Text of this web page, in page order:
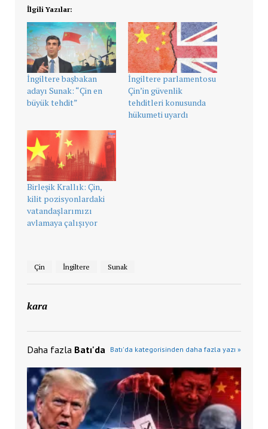
İlgili Yazılar:
İngiltere başbakan
adayı Sunak: “Çin en
büyük tehdit”
İngiltere parlamentosu
Çin’in güvenlik
tehditleri konusunda
hükumeti uyardı
Birleşik Krallık: Çin,
kilit pozisyonlardaki
vatandaşlarımızı
avlamaya çalışıyor
Çin İngiltere Sunak
kara
Daha fazla Batı'da Batı'da kategorisinden daha fazla yazı »